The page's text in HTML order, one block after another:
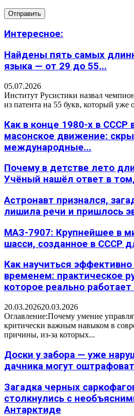
Интересное:
Найдены пять самых
языка — от 29 до 55...
05.07.2026
Институт Русистики назвал
из патента на 55 букв, который уже
Как в конце 1980-х в СССР
масонское движение:
международные...
Почему в детстве лето
Учёный нашёл ответ в
Астронавт признался,
лишила речи и пришлось
МАЗ-7907: Крупнейшее в
шасси, созданное в СССР
Как научиться
временем: практическое
которое реально работает
20.03.202620.03.2026
Оглавление:Почему умение
критически важным навыком в
причины, из-за которых...
Доски у забора — уже
дачника могут
Загадка черных
столкнулись с
Антарктиде